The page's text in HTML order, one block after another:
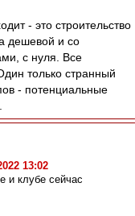
- это строительство
дешевой и со
с нуля. Все
только странный
- потенциальные
13:02
и клубе сейчас